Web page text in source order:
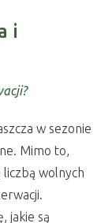
i
w sezonie
Mimo to,
wolnych
jakie są